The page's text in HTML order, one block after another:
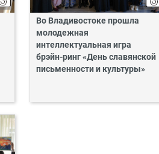
Во Владивостоке прошла
молодежная
интеллектуальная игра
брэйн-ринг «День славянской
письменности и культуры»